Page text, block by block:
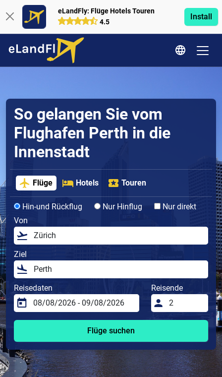
eLandFly: Flüge Hotels Touren
4.5
Install
So gelangen Sie vom
Flughafen Perth in die
Innenstadt
Flüge Hotels Touren
Hin-und Rückflug Nur Hinflug
Nur direkt
Von
Ziel
Reisedaten Reisende
Flüge suchen